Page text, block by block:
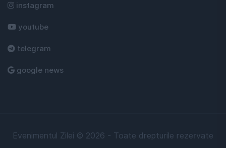
instagram
youtube
telegram
google news
Evenimentul Zilei © 2026 - Toate drepturile rezervate